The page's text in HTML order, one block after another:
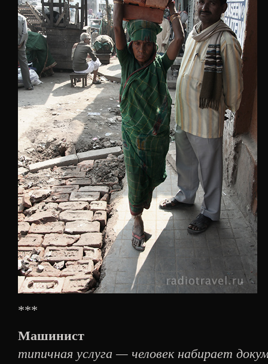
***
Машинист
типичная услуга — человек набирает